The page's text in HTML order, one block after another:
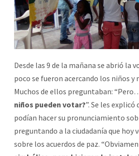
Desde las 9 de la mañana se abrió la
poco se fueron acercando los niños y
Muchos de ellos preguntaban:
niños pueden votar?”. Se les explicó
podían hacer su pronunciamiento
preguntando a la ciudadanía que hoy
sobre los acuerdos de paz.